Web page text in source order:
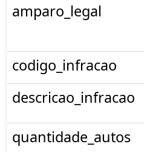
amparo_legal
codigo_infracao
descricao_infracao
quantidade_autos